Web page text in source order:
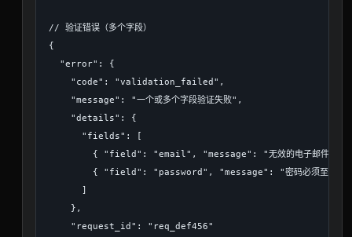
// 验证错误（多个字段）
{
  "error": {
    "code": "validation_failed",
    "message": "一个或多个字段验证失败",
    "details": {
      "fields": [
{ "field": "email", "message": "无效的电子邮件格式
{ "field": "password", "message": "密码必须至少8个
      ]
    },
    "request_id": "req_def456"